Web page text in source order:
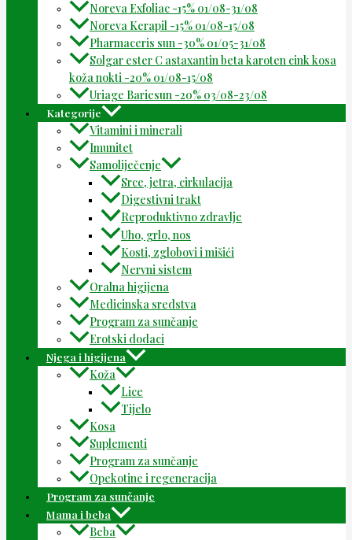
Noreva Exfoliac -15% 01/08-31/08
Noreva Kerapil -15% 01/08-15/08
Pharmaceris sun -30% 01/05-31/08
Solgar ester C astaxantin beta karoten cink kosa
koža nokti -20% 01/08-15/08
Uriage Bariesun -20% 03/08-23/08
Kategorije
Vitamini i minerali
Imunitet
Samoliječenje
Srce, jetra, cirkulacija
Digestivni trakt
Reproduktivno zdravlje
Uho, grlo, nos
Kosti, zglobovi i mišići
Nervni sistem
Oralna higijena
Medicinska sredstva
Program za sunčanje
Erotski dodaci
Njega i higijena
Koža
Lice
Tijelo
Kosa
Suplementi
Program za sunčanje
Opekotine i regeneracija
Program za sunčanje
Mama i beba
Beba